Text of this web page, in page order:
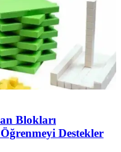
Blokları
Destekler